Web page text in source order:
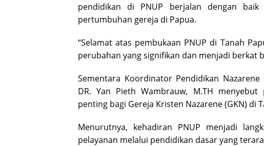
pendidikan di PNUP berjalan dengan
pertumbuhan gereja di Papua.
“Selamat atas pembukaan PNUP di Tanah
perubahan yang signifikan dan menjadi berkat
Sementara Koordinator Pendidikan
DR. Yan Pieth Wambrauw, M.TH
penting bagi Gereja Kristen Nazarene (GKN) di
Menurutnya, kehadiran PNUP menjadi
pelayanan melalui pendidikan dasar yang